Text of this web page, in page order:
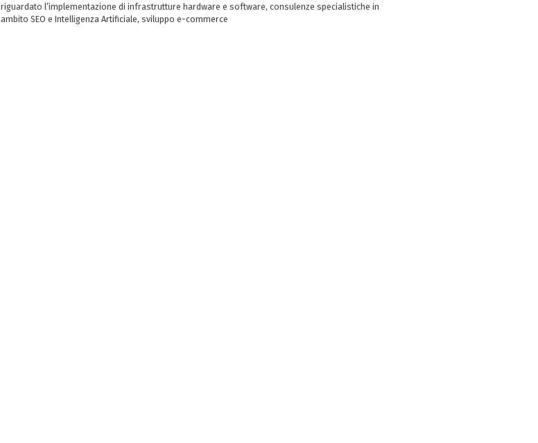
riguardato l’implementazione di infrastrutture hardware e software, consulenze specialistiche in
ambito SEO e Intelligenza Artificiale, sviluppo e-commerce